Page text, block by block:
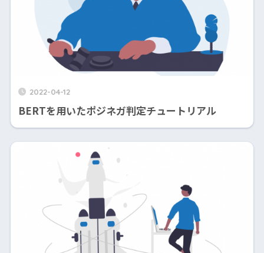
2022-04-12
BERTを用いたポジネガ判定チュートリアル